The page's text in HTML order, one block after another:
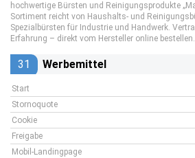
hochwertige Bürsten und Reinigungsprodukte
Sortiment reicht von Haushalts- und
Spezialbürsten für Industrie und Handwerk.
Erfahrung – direkt vom Hersteller online bestellen.
31 Werbemittel
Start
Stornoquote
Cookie
Freigabe
Mobil-Landingpage